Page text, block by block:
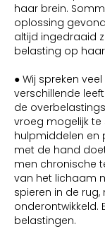
haar brein.
oplossing
altijd ingedraaid
belasting op
● Wij spreken
verschillende
de
vroeg mogelijk
hulpmiddelen en
met de hand
men chronische
van het lichaam
spieren in de
onderontwikkeld.
belastingen.